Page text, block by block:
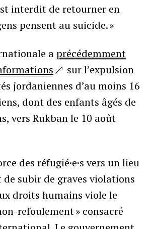
interdit de retourner en
pensent au suicide. »
aprécédemment
sur l’expulsion
jordaniennes d’au moins 16
dont des enfants âgés de
vers Rukban le 10 août
des réfugié·e·s vers un lieu
subir de graves violations
droits humains viole le
refoulement » consacré